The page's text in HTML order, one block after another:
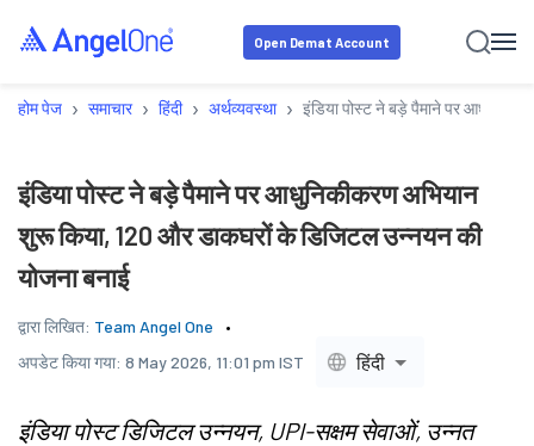
Open Demat Account
होम पेज › समाचार › हिंदी › अर्थव्यवस्था › इंडिया पोस्ट ने बड़े पैमाने पर
इंडिया पोस्ट ने बड़े पैमाने पर आधुनिकीकरण अभियान
शुरू किया, 120 और डाकघरों के डिजिटल उन्नयन की
योजना बनाई
द्वारा लिखित: Team Angel One
अपडेट किया गया: 8 May 2026, 11:01 pm IST हिंदी
इंडिया पोस्ट डिजिटल उन्नयन, UPI-सक्षम सेवाओं, उन्नत